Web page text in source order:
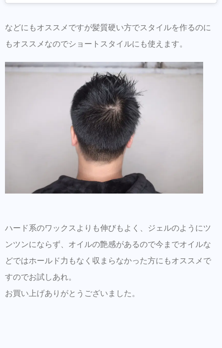
などにもオススメですが髪質硬い方でスタイルを作るのに
もオススメなのでショートスタイルにも使えます。
ハード系のワックスよりも伸びもよく、ジェルのようにツ
ンツンにならず、オイルの艶感があるので今までオイルな
どではホールド力もなく収まらなかった方にもオススメで
すのでお試しあれ。
お買い上げありがとうございました。